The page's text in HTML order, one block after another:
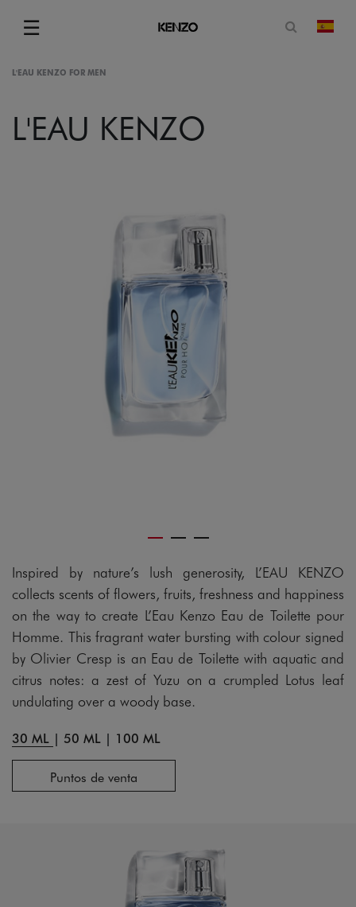
☰
Menu
Abrir
L'EAU KENZO FOR MEN
L'EAU KENZO
Inspired by nature’s lush generosity, L’EAU KENZO
collects scents of flowers, fruits, freshness and happiness
on the way to create L’Eau Kenzo Eau de Toilette pour
Homme. This fragrant water bursting with colour signed
by Olivier Cresp is an Eau de Toilette with aquatic and
citrus notes: a zest of Yuzu on a crumpled Lotus leaf
undulating over a woody base.
30 ML | 50 ML | 100 ML
Puntos de venta